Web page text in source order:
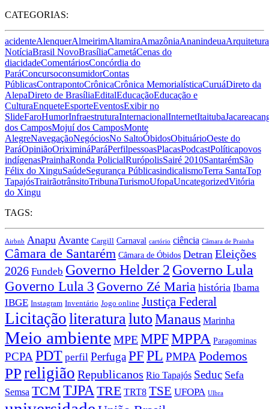
CATEGORIAS:
acidenteAlenquerAlmeirimAltamiraAmazôniaAnanindeuaArquitetura
NotíciaBrasil NovoBrasíliaCametáCenas do
diacidadeComentáriosConcórdia do
ParáConcursoconsumidorContas
PúblicasContrapontoCrônicaCrônica MemorialísticaCuruáDireto da
AlepaDireto de BrasíliaEditalEducaçãoEducação e
CulturaEnqueteEsporteEventosExibir no
SlideFaroHumorInfraestruturaInternacionalInternetItaituba
dos CamposMojuí dos CamposMonte
AlegreNavegaçãoNegóciosNo SaltoÓbidosObituárioOeste do
ParáOpiniãoOriximináParáPerfilpessoasPlacasPodcastPolíticapovos
indígenasPrainhaRonda PolicialRurópolisSairé 2010SantarémSão
Félix do XinguSaúdeSegurança PúblicasindicalismoTerra SantaTop
TapajósTrairãotrânsitoTribunaTurismoUfopaUncategorizedVitória
do Xingu
TAGS:
Airbnb Anapu Avante Cargill Carnaval cartório ciência Câmara de Prainha
Câmara de Santarém Câmara de Óbidos Detran Eleições
2026 Fundeb Governo Helder 2 Governo Lula
Governo Lula 3 Governo Zé Maria história Ibama
IBGE Instagram Inventário Jogo online Justiça Federal
LicitaçãoliteraturalutoManaus Marinha
Meio ambiente MPEMPFMPPA Paragominas
PCPA PDT perfil PerfugaPFPL PMPA Podemos
PPreligião Republicanos Rio Tapajós Seduc Sefa
Semsa TCM TJPA TRE TRT8 TSE UFOPA Ulbra